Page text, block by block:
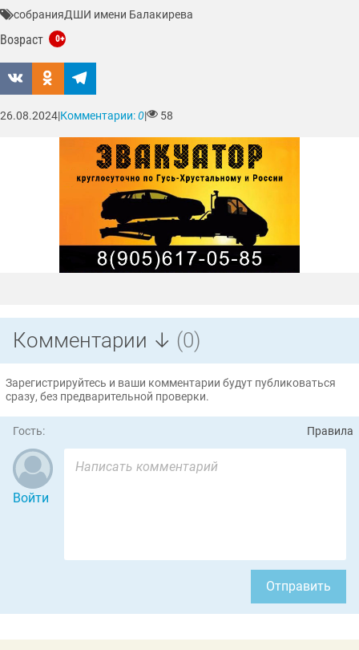
собранияДШИ имени Балакирева
Возраст 0+
26.08.2024|Комментарии:0| 58
Комментарии ↓ (0)
Зарегистрируйтесь и ваши комментарии будут публиковаться
сразу, без предварительной проверки.
Гость: Правила
Войти
Отправить